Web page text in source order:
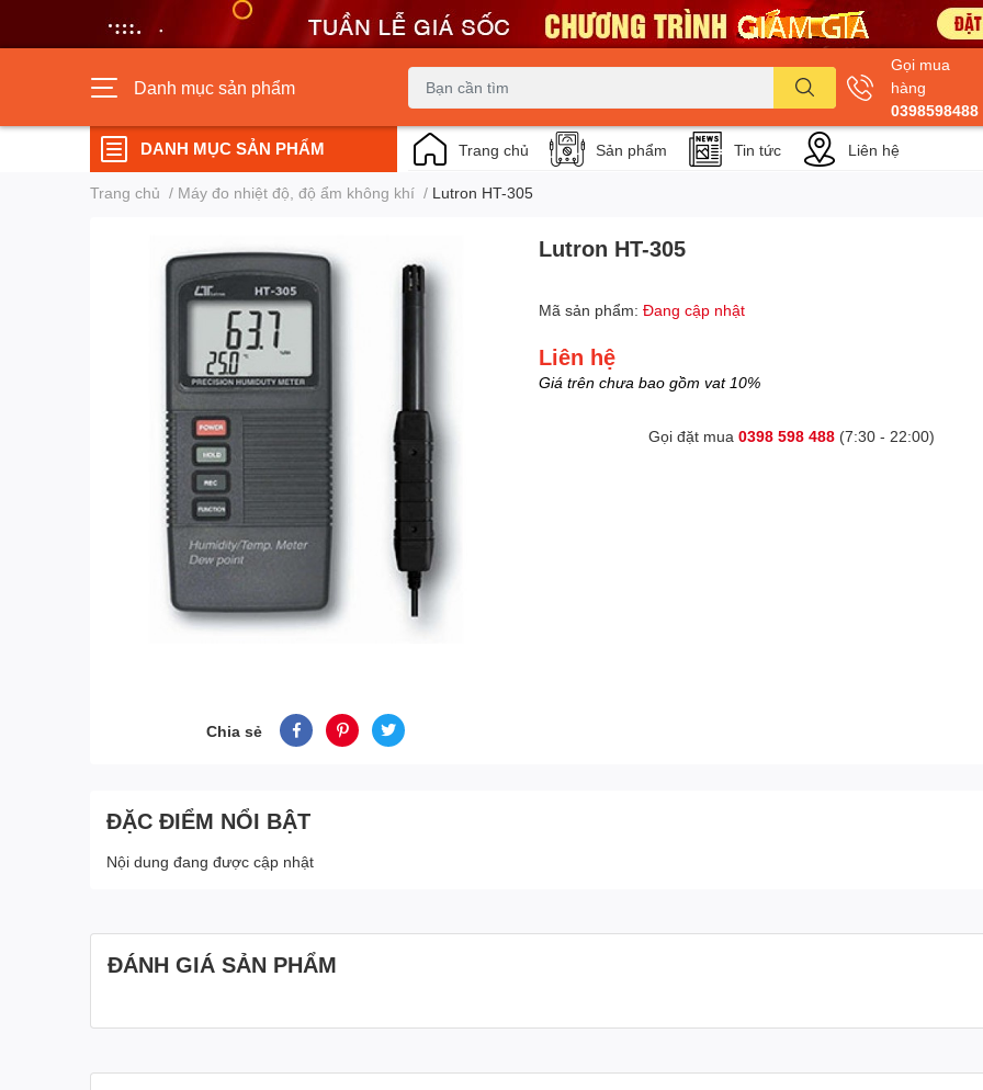
Danh mục sản phẩm
Gọi mua
hàng
0398598488
DANH MỤC SẢN PHẨM Trang chủ Sản phẩm Tin tức Liên hệ
Trang chủ / Máy đo nhiệt độ, độ ẩm không khí / Lutron HT-305
Chia sẻ
Lutron HT-305
Mã sản phẩm:Đang cập nhật
Liên hệ
Giá trên chưa bao gồm vat 10%
Gọi đặt mua 0398 598 488(7:30 - 22:00)
ĐẶC ĐIỂM NỔI BẬT
Nội dung đang được cập nhật
ĐÁNH GIÁ SẢN PHẨM